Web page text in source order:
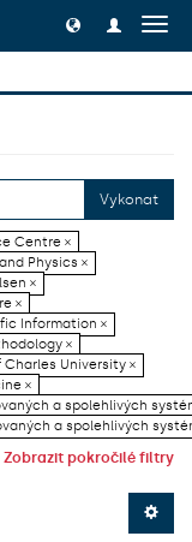
Vykonat
Centre ×
Physics ×
×
×
Information ×
×
University ×
×
a spolehlivých
a spolehlivých
Zobrazit pokročilé filtry